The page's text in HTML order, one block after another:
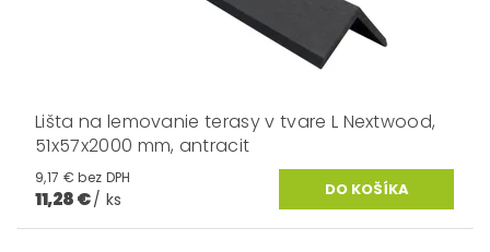
Lišta na lemovanie terasy v tvare L Nextwood,
51x57x2000 mm, antracit
9,17 € bez DPH
11,28 €/ ks